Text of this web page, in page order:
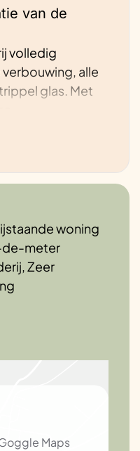
van de
volledig
alle
glas. Met
jaar volledig
verzorgd,
{afgesloten).
woning
de-meter
Zeer
Maps